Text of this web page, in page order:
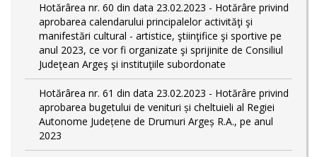
Hotărârea nr. 60 din data 23.02.2023 - Hotărâre privind
aprobarea calendarului principalelor activităţi şi
manifestări cultural - artistice, ştiinţifice şi sportive pe
anul 2023, ce vor fi organizate şi sprijinite de Consiliul
Judeţean Argeş şi instituţiile subordonate
Hotărârea nr. 61 din data 23.02.2023 - Hotărâre privind
aprobarea bugetului de venituri și cheltuieli al Regiei
Autonome Județene de Drumuri Argeș R.A., pe anul
2023